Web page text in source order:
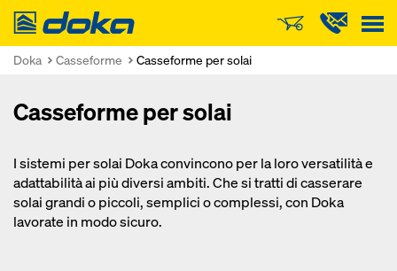
Doka
Doka Casseforme Casseforme per solai
Casseforme per solai
I sistemi per solai Doka convincono per la loro versatilità e
adattabilità ai più diversi ambiti. Che si tratti di casserare
solai grandi o piccoli, semplici o complessi, con Doka
lavorate in modo sicuro.